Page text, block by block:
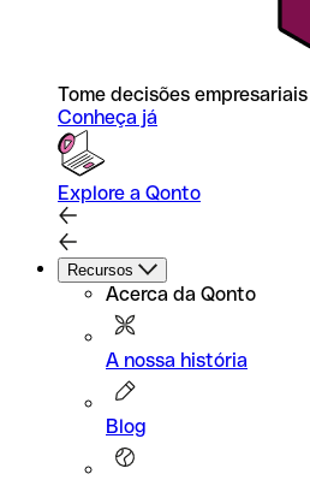
Tome decisões
Conheça já
Explore a Qonto
Recursos
Acerca da Qonto
A nossa história
Blog